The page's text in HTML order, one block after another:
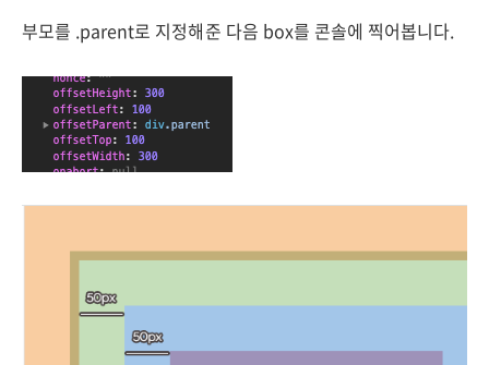
부모를 .parent로 지정해준 다음 box를 콘솔에 찍어봅니다.